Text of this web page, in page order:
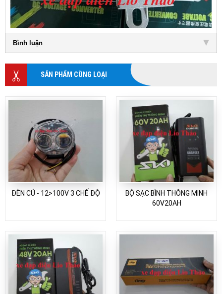
Bình luận
SẢN PHẨM CÙNG LOẠI
ĐÈN CÚ - 12>100V 3 CHẾ ĐỘ
BỘ SẠC BÌNH THÔNG MINH
60V20AH